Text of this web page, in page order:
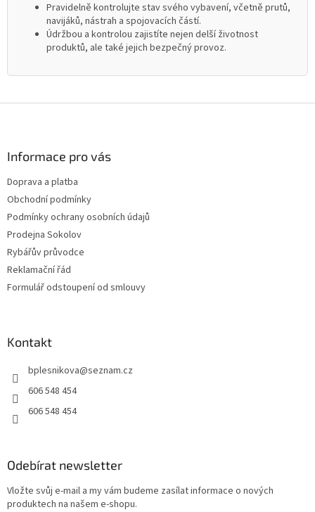
Pravidelně kontrolujte stav svého vybavení, včetně prutů,
navijáků, nástrah a spojovacích částí.
Údržbou a kontrolou zajistíte nejen delší životnost
produktů, ale také jejich bezpečný provoz.
Informace pro vás
Doprava a platba
Obchodní podmínky
Podmínky ochrany osobních údajů
Prodejna Sokolov
Rybářův průvodce
Reklamační řád
Formulář odstoupení od smlouvy
Kontakt
bplesnikova@seznam.cz
606 548 454
606 548 454
Odebírat newsletter
Vložte svůj e-mail a my vám budeme zasílat informace o nových
produktech na našem e-shopu.